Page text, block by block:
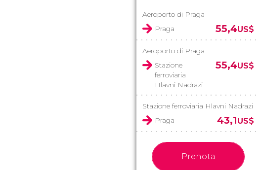
Aeroporto di Praga
Praga
55,4US$
Aeroporto di Praga
Stazione
ferroviaria
Hlavni Nadrazi
55,4US$
Stazione ferroviaria Hlavni Nadrazi
Praga
43,1US$
Prenota